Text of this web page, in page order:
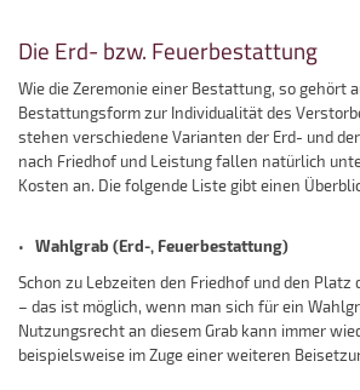
Die Erd- bzw. Feuerbestattung
Wie die Zeremonie einer Bestattung, so gehört
Bestattungsform zur Individualität des
stehen verschiedene Varianten der Erd- und
nach Friedhof und Leistung fallen natürlich
Kosten an. Die folgende Liste gibt einen
• Wahlgrab (Erd-, Feuerbestattung)
Schon zu Lebzeiten den Friedhof und den Platz
– das ist möglich, wenn man sich für ein
Nutzungsrecht an diesem Grab kann immer
beispielsweise im Zuge einer weiteren